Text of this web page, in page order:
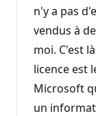
n'y a pas
vendus à
moi. C'est
licence est
Microsoft
un